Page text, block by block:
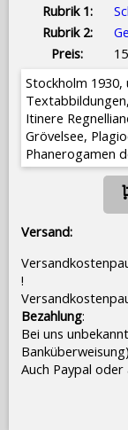
Rubrik 1:
Rubrik 2:
Preis:
Stockholm 1930,
Itinere
Grövelsee,
Phanerogamen
Versand:
!
Bezahlung:
Bei uns
Auch Paypal